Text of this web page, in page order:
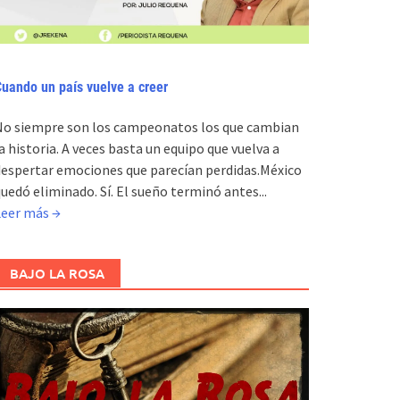
un país vuelve a creer
siempre son los campeonatos los que cambian
historia. A veces basta un equipo que vuelva a
emociones que parecían perdidas.México
eliminado. Sí. El sueño terminó antes...
más →
BAJO LA ROSA